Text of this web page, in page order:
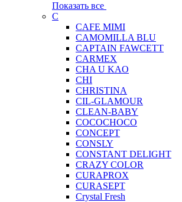
Показать все
C
CAFE MIMI
CAMOMILLA BLU
CAPTAIN FAWCETT
CARMEX
CHA U KAO
CHI
CHRISTINA
CIL-GLAMOUR
CLEAN-BABY
COCOCHOCO
CONCEPT
CONSLY
CONSTANT DELIGHT
CRAZY COLOR
CURAPROX
CURASEPT
Crystal Fresh